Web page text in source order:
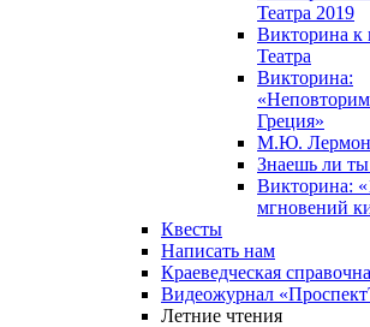
Театра 2019
Викторина к
Театра
Викторина:
Греция»
М.Ю.
Знаешь ли
Викторина:
мгновений
Квесты
Написать нам
Краеведческая
Видеожурнал
Летние чтения